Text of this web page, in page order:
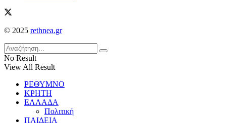
© 2025 rethnea.gr
No Result
View All Result
ΡΕΘΥΜΝΟ
ΚΡΗΤΗ
ΕΛΛΑΔΑ
Πολιτική
ΠΑΙΔΕΙΑ